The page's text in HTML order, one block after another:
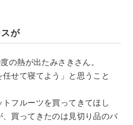
が
の熱が出たみさきさん。
任せて寝てよう」と思うこと
フルーツを買ってきてほし
買ってきたのは見切り品のバ